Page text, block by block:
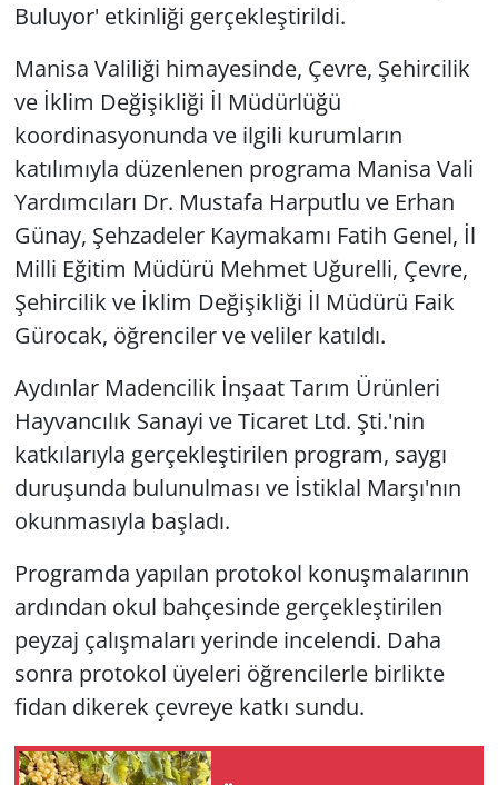
Buluyor' etkinliği gerçekleştirildi.
Manisa Valiliği himayesinde, Çevre, Şehircilik
ve İklim Değişikliği İl Müdürlüğü
koordinasyonunda ve ilgili kurumların
katılımıyla düzenlenen programa Manisa Vali
Yardımcıları Dr. Mustafa Harputlu ve Erhan
Günay, Şehzadeler Kaymakamı Fatih Genel, İl
Milli Eğitim Müdürü Mehmet Uğurelli, Çevre,
Şehircilik ve İklim Değişikliği İl Müdürü Faik
Gürocak, öğrenciler ve veliler katıldı.
Aydınlar Madencilik İnşaat Tarım Ürünleri
Hayvancılık Sanayi ve Ticaret Ltd. Şti.'nin
katkılarıyla gerçekleştirilen program, saygı
duruşunda bulunulması ve İstiklal Marşı'nın
okunmasıyla başladı.
Programda yapılan protokol konuşmalarının
ardından okul bahçesinde gerçekleştirilen
peyzaj çalışmaları yerinde incelendi. Daha
sonra protokol üyeleri öğrencilerle birlikte
fidan dikerek çevreye katkı sundu.